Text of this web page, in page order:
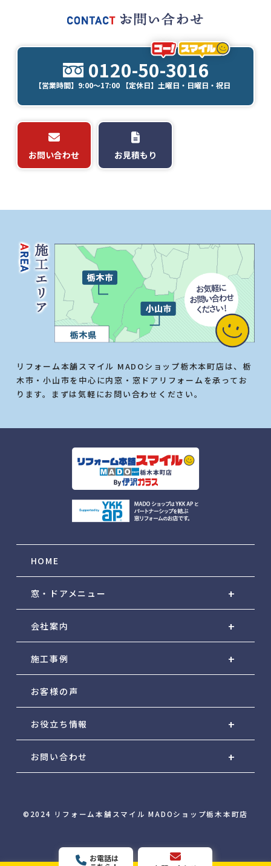
お電話は
0120-50-3016
【営業時間】9:00～17:00 【定休日】土曜日・日曜日・祝日
お問い合わせ お見積もり
リフォーム本舗スマイル MADOショップ栃木本町店は、栃
木市・小山市を中心に内窓・窓ドアリフォームを承ってお
ります。まずは気軽にお問い合わせください。
HOME
窓・ドアメニュー
会社案内
施工事例
お客様の声
お役立ち情報
お問い合わせ
©2024 リフォーム本舗スマイル MADOショップ栃木本町店